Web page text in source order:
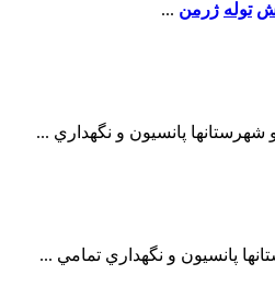
توله ژرمن ...
پانسيون و نگهداري ...
پانسيون و نگهداري تمامي ...